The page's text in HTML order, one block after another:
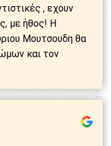
, εχουν
με ήθος! Η
Μουτσουδη θα
και τον